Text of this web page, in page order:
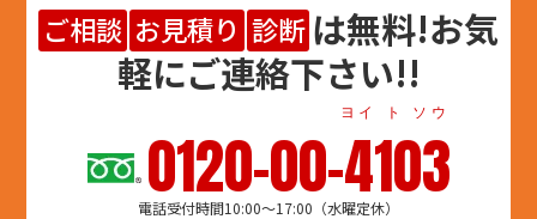
ご相談 お見積り 診断 は無料!お気
軽にご連絡下さい!!
0120-00-4103
ヨイ ト ソウ
電話受付時間10:00～17:00（水曜定休）